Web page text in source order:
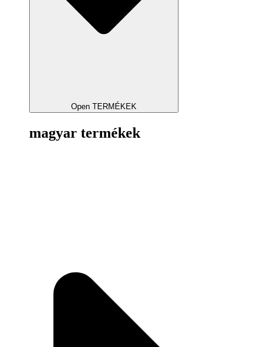
Open TERMÉKEK
magyar termékek